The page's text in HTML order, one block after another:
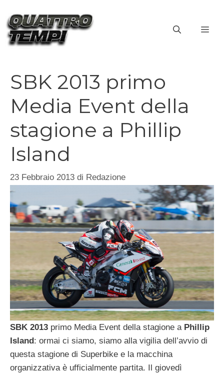
contenuto
SBK 2013 primo
Media Event della
stagione a Phillip
Island
23 Febbraio 2013 di Redazione
SBK 2013 primo Media Event della stagione a Phillip
Island : ormai ci siamo, siamo alla vigilia dell’avvio di
questa stagione di Superbike e la macchina
organizzativa è ufficialmente partita. Il giovedì